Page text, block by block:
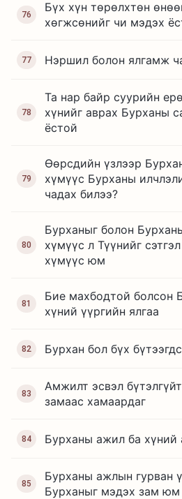
76
Бүх хүн төрөлхтөн
хөгжсөнийг чи мэдэх
77 Нэршил болон ялгамж
78
Та нар байр суурийн
хүнийг аврах Бурханы
ёстой
79
Өөрсдийн үзлээр
хүмүүс Бурханы
чадах билээ?
80
Бурханыг болон
хүмүүс л Түүнийг
хүмүүс юм
81
Бие махбодтой болсон
хүний үүргийн ялгаа
82 Бурхан бол бүх
83
Амжилт эсвэл
замаас хамаардаг
84 Бурханы ажил ба хүний
85
Бурханы ажлын гурван
Бурханыг мэдэх зам юм